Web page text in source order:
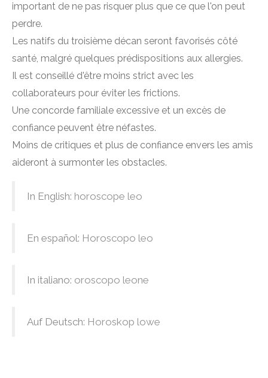
important de ne pas risquer plus que ce que l'on peut
perdre.
Les natifs du troisième décan seront favorisés côté
santé, malgré quelques prédispositions aux allergies.
Il est conseillé d'être moins strict avec les
collaborateurs pour éviter les frictions.
Une concorde familiale excessive et un excès de
confiance peuvent être néfastes.
Moins de critiques et plus de confiance envers les amis
aideront à surmonter les obstacles.
In English: horoscope leo
En español: Horoscopo leo
In italiano: oroscopo leone
Auf Deutsch: Horoskop lowe